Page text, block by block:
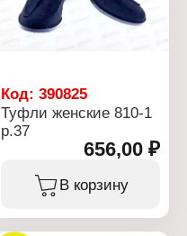
Код:390825
Туфли женские 810-1
р.37
656,00 ₽
В корзину